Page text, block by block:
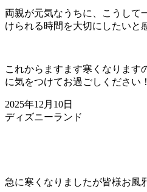
両親が元気なうちに、こうして
けられる時間を大切にしたいと
これからますます寒くなります
に気をつけてお過ごしください！
2025年12月10日
ディズニーランド
急に寒くなりましたが皆様お